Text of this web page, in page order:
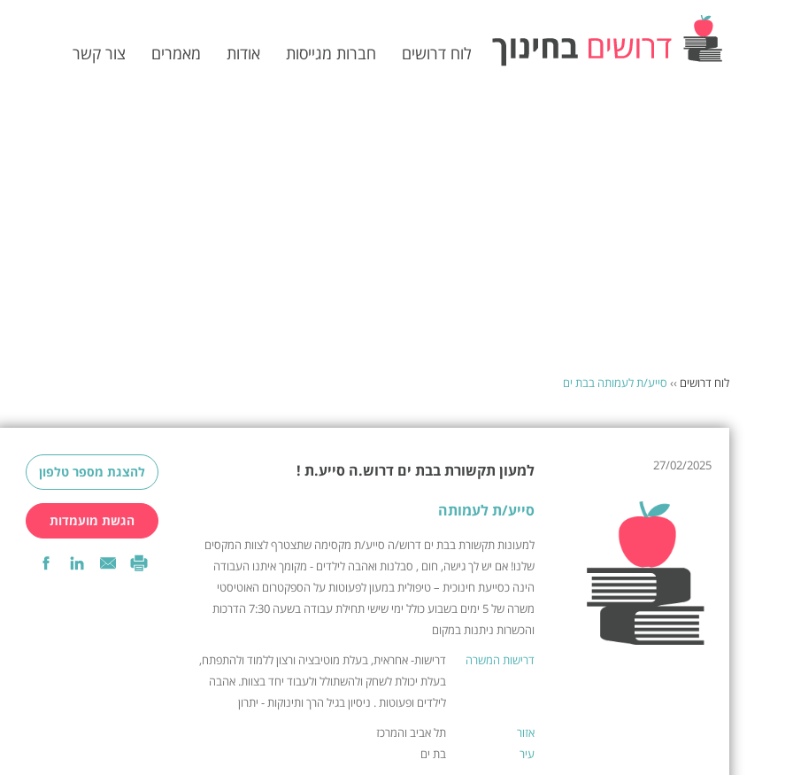
לוח דרושים חברות מגייסות אודות מאמרים צור קשר
לוח דרושים ›› סייע/ת לעמותה בבת ים
27/02/2025 למעון תקשורת בבת ים דרוש.ה סייע.ת !
סייע/ת לעמותה
למעונות תקשורת בבת ים דרוש/ה סייע/ת מקסימה שתצטרף לצוות המקסים
שלנו! אם יש לך גישה, חום , סבלנות ואהבה לילדים - מקומך איתנו העבודה
הינה כסייעת חינוכית – טיפולית במעון לפעוטות על הספקטרום האוטיסטי
משרה של 5 ימים בשבוע כולל ימי שישי תחילת עבודה בשעה 7:30 הדרכות
והכשרות ניתנות במקום
דרישות המשרה
דרישות- אחראית, בעלת מוטיבציה ורצון ללמוד ולהתפתח,
בעלת יכולת לשחק ולהשתולל ולעבוד יחד בצוות. אהבה
לילדים ופעוטות . ניסיון בגיל הרך ותינוקות - יתרון
אזור
תל אביב והמרכז
עיר
בת ים
להצגת מספר טלפון
הגשת מועמדות